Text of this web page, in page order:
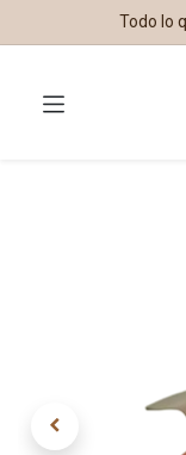
Todo lo